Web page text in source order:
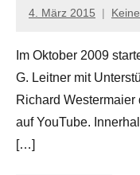
4. März 2015
Anton
Leitner
Im Oktober 2009
G. Leitner mit
Richard
auf YouTube.
[…]